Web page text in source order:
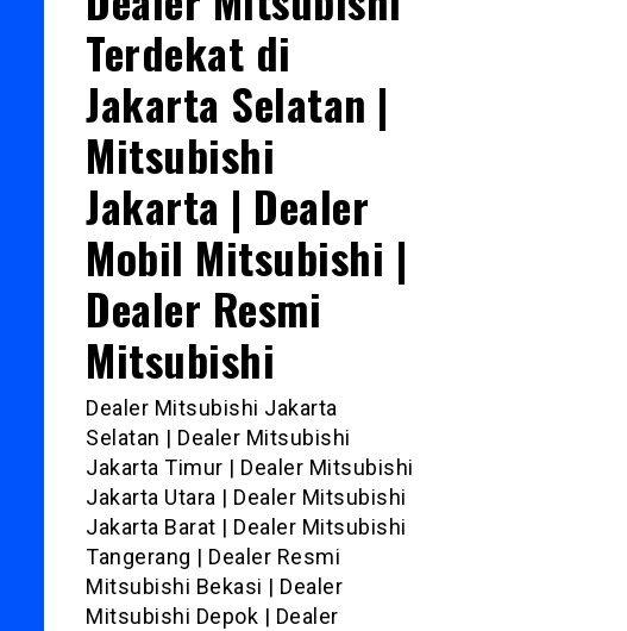
Terdekat di
Jakarta Selatan |
Mitsubishi
Jakarta | Dealer
Mobil Mitsubishi |
Dealer Resmi
Mitsubishi
Dealer Mitsubishi Jakarta
Selatan | Dealer Mitsubishi
Jakarta Timur | Dealer Mitsubishi
Jakarta Utara | Dealer Mitsubishi
Jakarta Barat | Dealer Mitsubishi
Tangerang | Dealer Resmi
Mitsubishi Bekasi | Dealer
Mitsubishi Depok | Dealer